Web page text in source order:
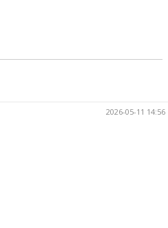
2026-05-11 14:56